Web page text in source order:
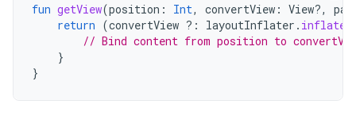
fun getView(position : Int, convertView : View?,
return (convertView ?: layoutInflater . inflate
// Bind content from position to
}
}